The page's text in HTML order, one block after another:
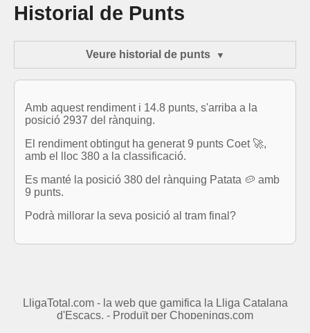
Historial de Punts
Veure historial de punts
Amb aquest rendiment i 14.8 punts, s'arriba a la
posició 2937 del rànquing.
El rendiment obtingut ha generat 9 punts Coet 🚀,
amb el lloc 380 a la classificació.
Es manté la posició 380 del rànquing Patata 🥔 amb
9 punts.
Podrà millorar la seva posició al tram final?
LligaTotal.com - la web que gamifica la Lliga Catalana
d'Escacs. - Produït per Chopenings.com